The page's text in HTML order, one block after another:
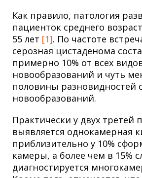
Как правило, патология
пациенток среднего
55 лет [1]. По частоте
серозная цистаденома
примерно 10% от всех
новообразований и чуть
половины разновидностей
новообразований.
Практически у двух третей
выявляется однокамерная
приблизительно у 10%
камеры, а более чем в 15%
диагностируется